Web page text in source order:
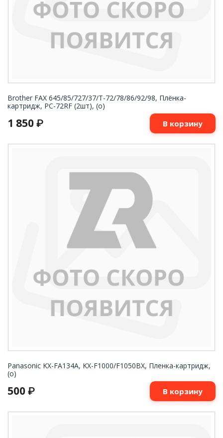
Brother FAX 645/85/727/37/T-72/78/86/92/98, Плёнка-
картридж, PC-72RF (2шт), (o)
1 850 ₽ В корзину
Panasonic KX-FA134A, KX-F1000/F1050BX, Пленка-картридж,
(o)
500 ₽ В корзину